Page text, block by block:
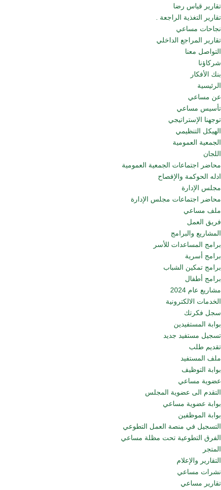
تقارير قياس رضا
تقارير التغذية الراجعة .
نجاحات مساعي
تقارير المراجع الداخلي
التواصل معنا
شركاؤنا
بنك الأفكار
الرئيسية
عن مساعي
تأسيس مساعي
توجهنا الإستراتيجي
الهيكل التنظيمي
الجمعية العمومية
اللجان
محاضر اجتماعات الجمعية العمومية
ادله الحوكمة والإفصاح
مجلس الإدارة
محاضر اجتماعات مجلس الإدارة
ملف مساعي
فريق العمل
المشاريع والبرامج
برامج المساعدات للأسر
برامج أسرية
برامج تمكين الشباب
برامج أطفال
مشاريع عام 2024
الخدمات الالكترونية
سجل فكرتك
بوابة المستفيدين
تسجيل مستفيد جديد
تقديم طلب
ملف المستفيد
بوابة التوظيف
عضوية مساعي
التقدم الى عضوية المجلس
بوابة عضوية مساعي
بوابة الموظفين
التسجيل في منصة العمل التطوعي
الفرق التطوعية تحت مظلة مساعي
المتجر
التقارير والإعلام
نشرات مساعي
تقارير مساعي